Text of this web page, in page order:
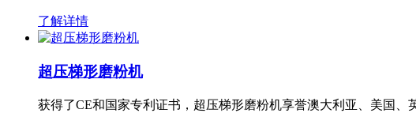
了解详情
超压梯形磨粉机
获得了CE和国家专利证书，超压梯形磨粉机享誉澳大利亚、美国